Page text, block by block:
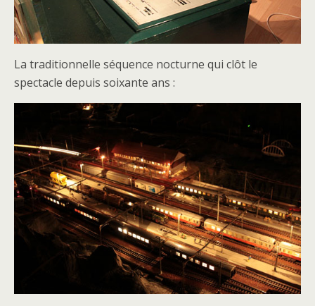
La traditionnelle séquence nocturne qui clôt le
spectacle depuis soixante ans :